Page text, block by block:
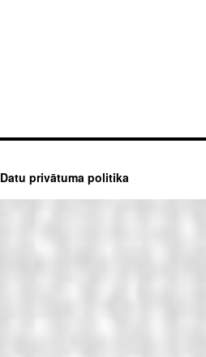
Datu privātuma politika